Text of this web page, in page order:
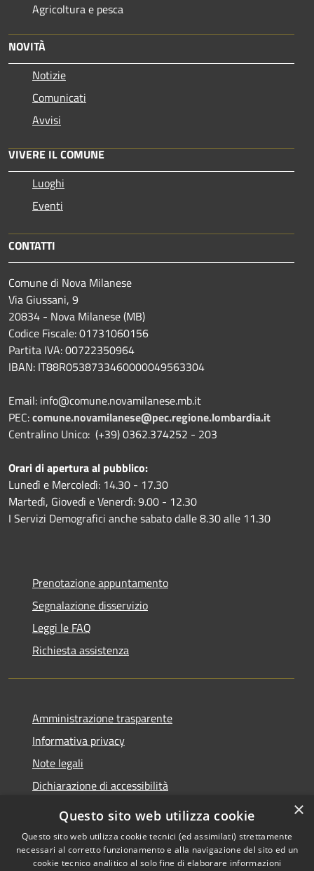
Agricoltura e pesca
NOVITÀ
Notizie
Comunicati
Avvisi
VIVERE IL COMUNE
Luoghi
Eventi
CONTATTI
Comune di Nova Milanese
Via Giussani, 9
20834 - Nova Milanese (MB)
Codice Fiscale: 01731060156
Partita IVA: 00722350964
IBAN: IT88R0538733460000049563304
Email: info@comune.novamilanese.mb.it
PEC:comune.novamilanese@pec.regione.lombardia.it
Centralino Unico: (+39) 0362.374252 - 203
Orari di apertura al pubblico:
Lunedì e Mercoledì: 14.30 - 17.30
Martedì, Giovedì e Venerdì: 9.00 - 12.30
I Servizi Demografici anche sabato dalle 8.30 alle 11.30
Prenotazione appuntamento
Segnalazione disservizio
Leggi le FAQ
Richiesta assistenza
Amministrazione trasparente
Informativa privacy
Note legali
Dichiarazione di accessibilità
RSS
Copyright © 2026 • Comune di
×
Questo sito web utilizza cookie
Questo sito web utilizza cookie tecnici (ed assimilati) strettamente
necessari al corretto funzionamento e alla navigazione del sito ed un
cookie tecnico analitico al solo fine di elaborare informazioni